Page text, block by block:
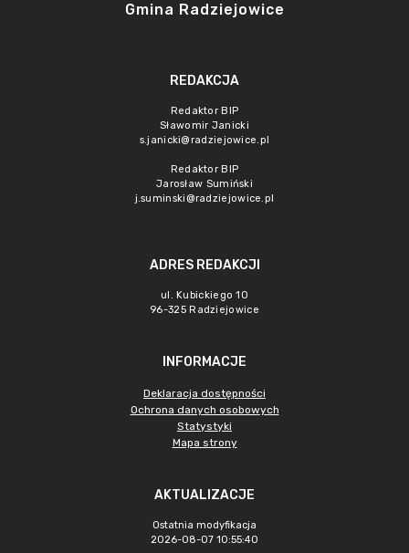
Gmina Radziejowice
REDAKCJA
Redaktor BIP
Sławomir Janicki
s.janicki@radziejowice.pl
Redaktor BIP
Jarosław Sumiński
j.suminski@radziejowice.pl
ADRES REDAKCJI
ul. Kubickiego 10
96-325 Radziejowice
INFORMACJE
Deklaracja dostępności
Ochrona danych osobowych
Statystyki
Mapa strony
AKTUALIZACJE
Ostatnia modyfikacja
2026-08-07 10:55:40